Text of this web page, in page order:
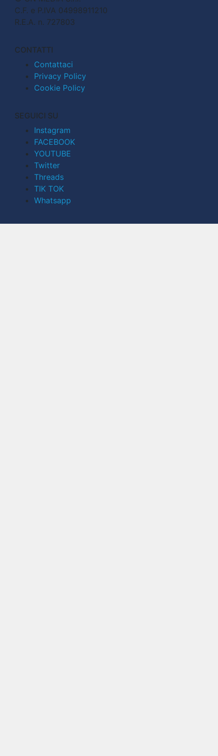
C.F. e P.IVA 04998911210
R.E.A. n. 727803
CONTATTI
Contattaci
Privacy Policy
Cookie Policy
SEGUICI SU
Instagram
FACEBOOK
YOUTUBE
Twitter
Threads
TIK TOK
Whatsapp